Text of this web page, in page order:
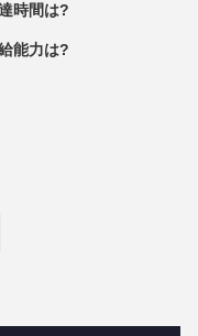
時間は?
能力は?